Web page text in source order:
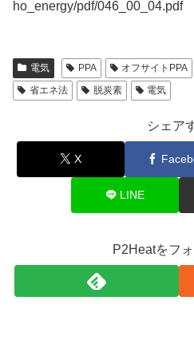
ho_energy/pdf/046_00_04.pdf
電気 PPA オフサイトPPA
省エネ法
脱炭素 電気
シェア
X
LINE
P2Heatをフ